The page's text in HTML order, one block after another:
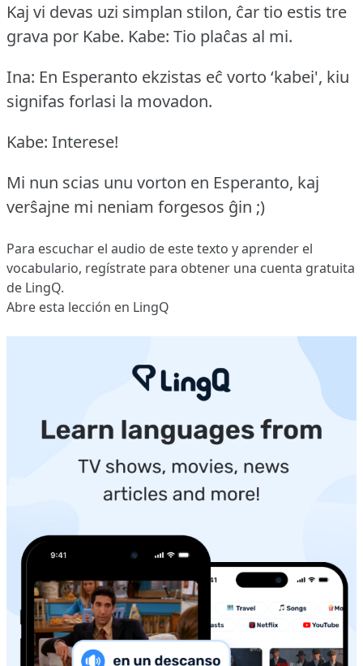
Kaj vi devas uzi simplan stilon, ĉar tio estis tre
grava por Kabe. Kabe: Tio plaĉas al mi.
Ina: En Esperanto ekzistas eĉ vorto ‘kabei', kiu
signifas forlasi la movadon.
Kabe: Interese!
Mi nun scias unu vorton en Esperanto, kaj
verŝajne mi neniam forgesos ĝin ;)
Para escuchar el audio de este texto y aprender el
vocabulario, regístrate para obtener una cuenta gratuita
de LingQ.
Abre esta lección en LingQ